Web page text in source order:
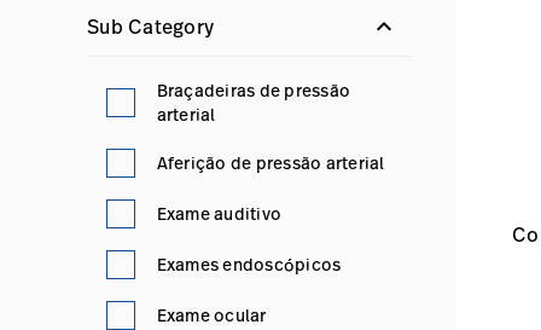
Sub Category keyboard_arrow_down
Braçadeiras de pressão
arterial
Aferição de pressão arterial
Exame auditivo
Exames endoscópicos
Exame ocular